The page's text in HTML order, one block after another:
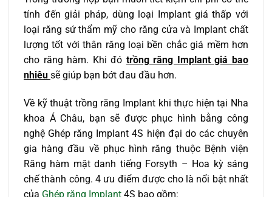
tính đến giải pháp, dùng loại Implant giá thấp với
loại răng sứ thẩm mỹ cho răng cửa và Implant chất
lượng tốt với thân răng loại bền chắc giá mềm hơn
cho răng hàm. Khi đó trồng răng Implant giá bao
nhiêu sẽ giúp bạn bớt đau đầu hơn.
Về kỹ thuật trồng răng Implant khi thực hiện tại Nha
khoa Á Châu, bạn sẽ được phục hình bằng công
nghệ Ghép răng Implant 4S hiện đại do các chuyên
gia hàng đầu về phục hình răng thuộc Bệnh viện
Răng hàm mặt danh tiếng Forsyth – Hoa kỳ sáng
chế thành công. 4 ưu điểm được cho là nổi bật nhất
của Ghép răng Implant 4S bao gồm: